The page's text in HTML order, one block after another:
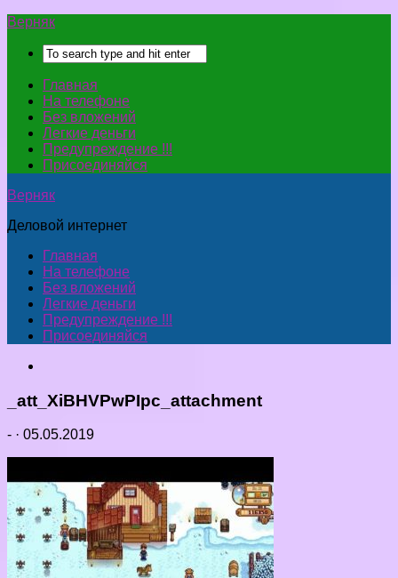
Верняк
Главная
На телефоне
Без вложений
Легкие деньги
Предупреждение !!!
Присоединяйся
Верняк
Деловой интернет
Главная
На телефоне
Без вложений
Легкие деньги
Предупреждение !!!
Присоединяйся
_att_XiBHVPwPIpc_attachment
- · 05.05.2019